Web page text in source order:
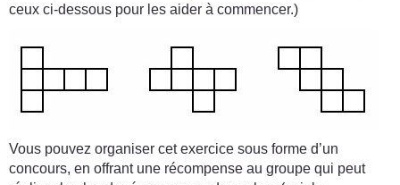
ceux ci-dessous pour les aider à commencer.)
Vous pouvez organiser cet exercice sous forme d’un
concours, en offrant une récompense au groupe qui peut